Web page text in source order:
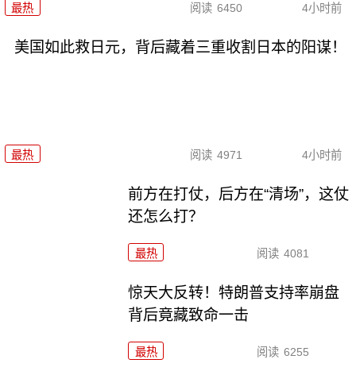
最热 阅读 6450 4小时前
美国如此救日元，背后藏着三重收割日本的阳谋！
最热 阅读 4971 4小时前
前方在打仗，后方在“清场”，这仗
还怎么打？
最热 阅读 4081
惊天大反转！特朗普支持率崩盘
背后竟藏致命一击
最热 阅读 6255